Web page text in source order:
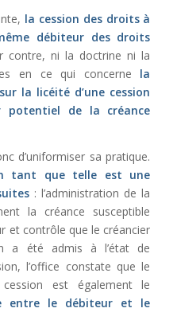
la cession des droits à
débiteur des droits
contre, ni la doctrine ni la
en ce qui concerne la
la licéité d’une cession
de la créance
d’uniformiser sa pratique.
tant que telle est une
: l’administration de la
la créance susceptible
et contrôle que le créancier
a été admis à l’état de
l’office constate que le
est également le
entre le débiteur et le